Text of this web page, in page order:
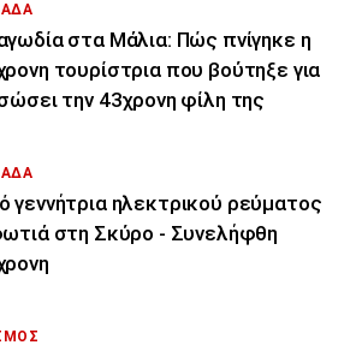
στα Μάλια: Πώς πνίγηκε η
τουρίστρια που βούτηξε για
την 43χρονη φίλη της
γεννήτρια ηλεκτρικού ρεύματος
στη Σκύρο - Συνελήφθη